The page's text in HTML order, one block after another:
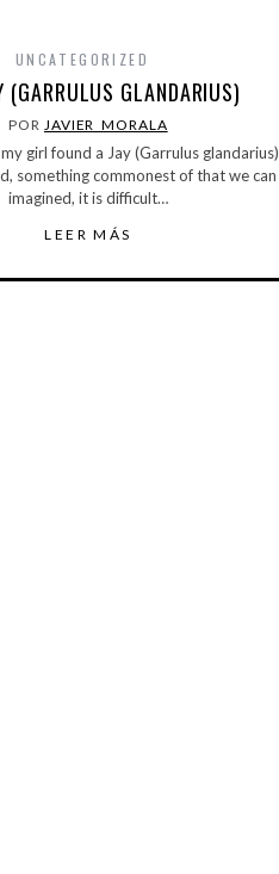
UNCATEGORIZED
(GARRULUS GLANDARIUS)
POR JAVIER_MORALA
girl found a Jay (Garrulus glandarius)
something commonest of that we can
imagined, it is difficult…
LEER MÁS